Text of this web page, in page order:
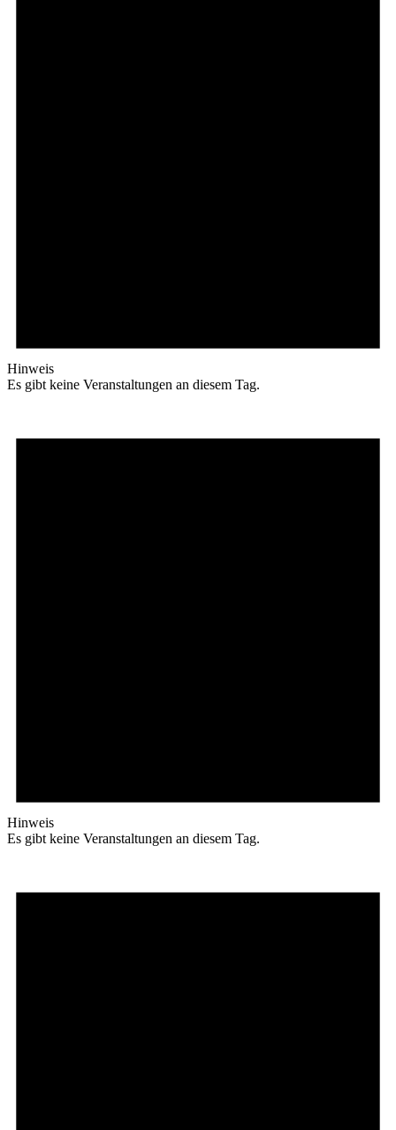
Hinweis
Es gibt keine Veranstaltungen an diesem Tag.
Hinweis
Es gibt keine Veranstaltungen an diesem Tag.